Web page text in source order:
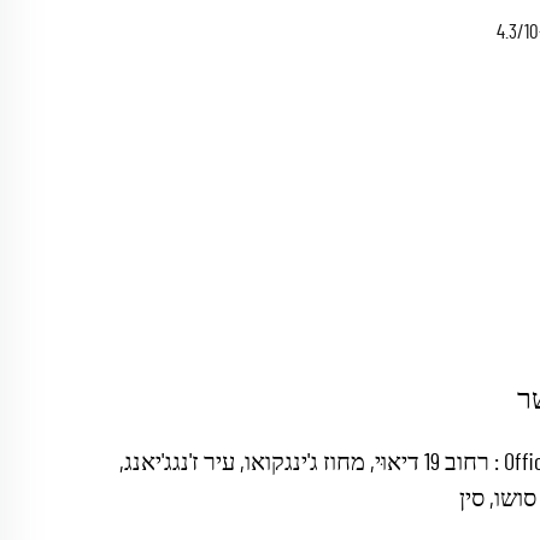
רשת כבלים רדיו 4.3/10 מיני דין זכר ל-4.3/10
Office add : רחוב 19 דיאוּי, מחוז ג'ינגקואו, עיר ז'נגג'יאנג,